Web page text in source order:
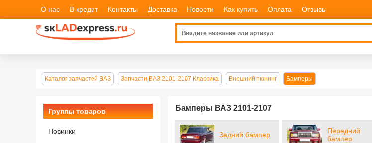
О нас В кредит Контакты Доставка Новости Как купить Оплата Отзывы
Каталог запчастей ВАЗ Запчасти ВАЗ 2101-2107 Классика Внешний тюнинг Бамперы
Группы товаров
Новинки
Бамперы ВАЗ 2101-2107
Задний бампер
Передний
бампер